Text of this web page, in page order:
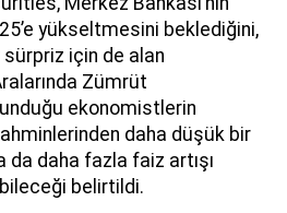
yükseltmesini beklediğini,
sürpriz için de alan
Zümrüt
ekonomistlerin
daha düşük bir
da daha fazla faiz artışı
belirtildi.